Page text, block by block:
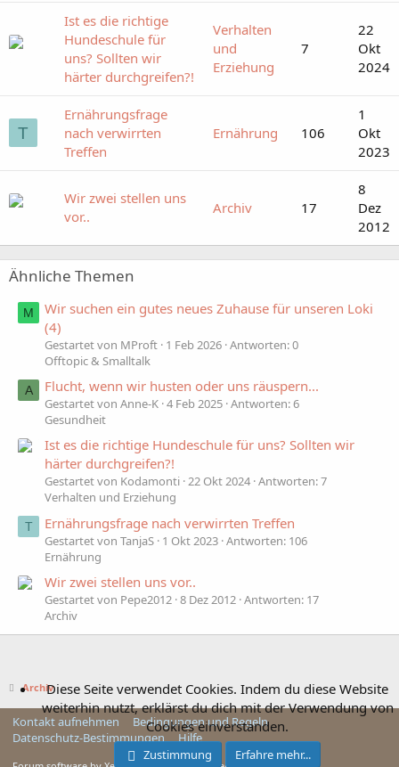
Ist es die richtige
Hundeschule für
uns? Sollten wir
härter durchgreifen?!
Verhalten
und
Erziehung
7
22
Okt
2024
T
Ernährungsfrage
nach verwirrten
Treffen
Ernährung 106
1
Okt
2023
Wir zwei stellen uns
vor..
Archiv 17
8
Dez
2012
Ähnliche Themen
M
Wir suchen ein gutes neues Zuhause für unseren Loki
(4)
Gestartet von MProft 1 Feb 2026 Antworten: 0
Offtopic & Smalltalk
A Flucht, wenn wir husten oder uns räuspern...
Gestartet von Anne-K 4 Feb 2025 Antworten: 6
Gesundheit
Ist es die richtige Hundeschule für uns? Sollten wir
härter durchgreifen?!
Gestartet von Kodamonti 22 Okt 2024 Antworten: 7
Verhalten und Erziehung
T Ernährungsfrage nach verwirrten Treffen
Gestartet von TanjaS 1 Okt 2023 Antworten: 106
Ernährung
Wir zwei stellen uns vor..
Gestartet von Pepe2012 8 Dez 2012 Antworten: 17
Archiv
Archiv
Kontakt aufnehmen
Bedingungen und Regeln
Datenschutz-Bestimmungen
Hilfe
Diese Seite verwendet Cookies. Indem du diese Website
weiterhin nutzt, erklärst du dich mit der Verwendung von
Cookies einverstanden.
Zustimmung Erfahre mehr...